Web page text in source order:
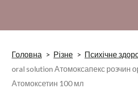
Головна Різне Психічне
oral solution Атомоксапекс розчин
Атомоксетин 100 мл